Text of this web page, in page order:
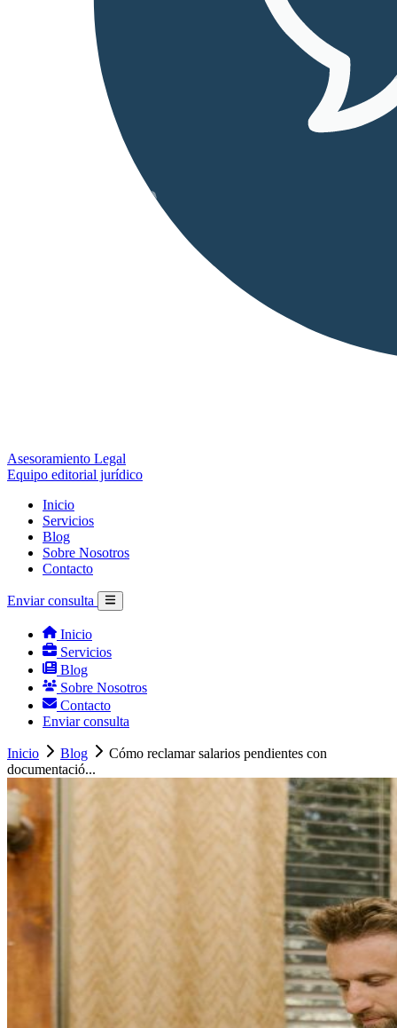
Asesoramiento Legal
Equipo editorial jurídico
Inicio
Servicios
Blog
Sobre Nosotros
Contacto
Enviar consulta
Inicio
Servicios
Blog
Sobre Nosotros
Contacto
Enviar consulta
Inicio Blog
Cómo reclamar salarios pendientes con
documentació...